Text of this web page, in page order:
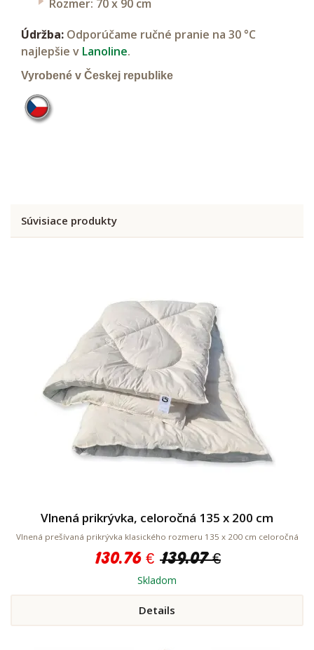
Rozmer: 70 x 90 cm
Údržba: Odporúčame ručné pranie na 30 °C
najlepšie v Lanoline.
Vyrobené v Českej republike
Súvisiace produkty
Vlnená prikrývka, celoročná 135 x 200 cm
Vlnená prešívaná prikrývka klasického rozmeru 135 x 200 cm celoročná
130.76 € 139.07 €
Skladom
Details